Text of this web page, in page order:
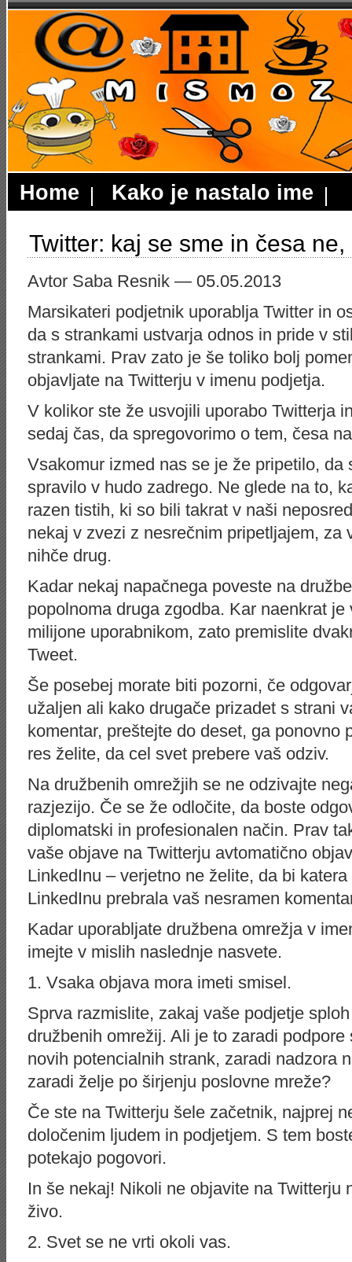
Home Kako je nastalo ime
Twitter: kaj se sme in česa ne,
Avtor Saba Resnik — 05.05.2013
Marsikateri podjetnik uporablja Twitter in
da s strankami ustvarja odnos in pride v
strankami. Prav zato je še toliko bolj
objavljate na Twitterju v imenu podjetja.
V kolikor ste že usvojili uporabo Twitterja
sedaj čas, da spregovorimo o tem, česa
Vsakomur izmed nas se je že pripetilo, da
spravilo v hudo zadrego. Ne glede na to,
razen tistih, ki so bili takrat v naši
nekaj v zvezi z nesrečnim pripetljajem, za
nihče drug.
Kadar nekaj napačnega poveste na
popolnoma druga zgodba. Kar naenkrat
milijone uporabnikom, zato premislite
Tweet.
Še posebej morate biti pozorni, če
užaljen ali kako drugače prizadet s strani
komentar, preštejte do deset, ga ponovno
res želite, da cel svet prebere vaš odziv.
Na družbenih omrežjih se ne odzivajte
razjezijo. Če se že odločite, da boste
diplomatski in profesionalen način. Prav
vaše objave na Twitterju avtomatično
LinkedInu – verjetno ne želite, da bi
LinkedInu prebrala vaš nesramen
Kadar uporabljate družbena omrežja v
imejte v mislih naslednje nasvete.
1. Vsaka objava mora imeti smisel.
Sprva razmislite, zakaj vaše podjetje
družbenih omrežij. Ali je to zaradi
novih potencialnih strank, zaradi nadzora
zaradi želje po širjenju poslovne mreže?
Če ste na Twitterju šele začetnik, najprej
določenim ljudem in podjetjem. S tem
potekajo pogovori.
In še nekaj! Nikoli ne objavite na Twitterju
živo.
2. Svet se ne vrti okoli vas.